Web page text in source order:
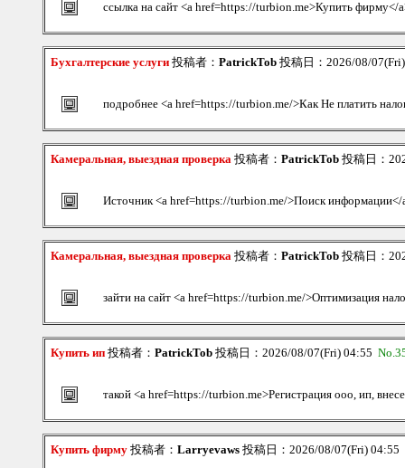
ссылка на сайт <a href=https://turbion.me>Купить фирму</
Бухгалтерские услуги 投稿者： PatrickTob 投稿日：2026/08/
подробнее <a href=https://turbion.me/>Как Не платить
Камеральная, выездная проверка 投稿者： PatrickTob 投稿日：
Источник <a href=https://turbion.me/>Поиск информации</
Камеральная, выездная проверка 投稿者： PatrickTob 投稿日：
зайти на сайт <a href=https://turbion.me/>Оптимизация
Купить ип 投稿者： PatrickTob 投稿日：2026/08/07(Fri) 04:55
такой <a href=https://turbion.me>Регистрация ооо, ип,
Купить фирму 投稿者： Larryevaws 投稿日：2026/08/07(Fri) 04:55